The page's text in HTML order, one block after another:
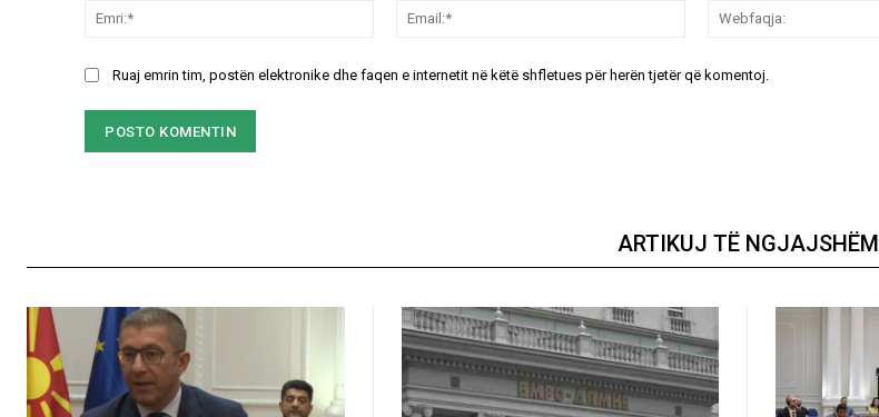
Emri:*
Email:*
Ruaj emrin tim, postën elektronike dhe faqen e internetit në këtë shfletues për herën tjetër që komentoj.
ARTIKUJ TË NGJAJSHËM